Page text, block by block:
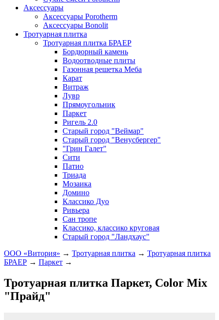
Аксессуары
Аксессуары Porotherm
Аксессуары Bonolit
Тротуарная плитка
Тротуарная плитка БРАЕР
Бордюрный камень
Водоотводные плиты
Газонная решетка Меба
Карат
Витраж
Лувр
Прямоугольник
Паркет
Ригель 2.0
Старый город "Веймар"
Старый город "Венусбергер"
"Грин Галет"
Сити
Патио
Триада
Мозаика
Домино
Классико Дуо
Ривьера
Сан тропе
Классико, классико круговая
Старый город "Ландхаус"
ООО «Витория» → Тротуарная плитка → Тротуарная плитка
БРАЕР → Паркет →
Тротуарная плитка Паркет, Color Mix
"Прайд"